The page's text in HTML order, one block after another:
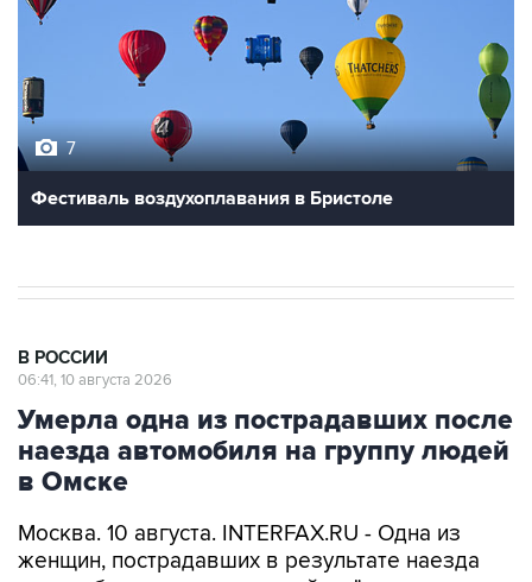
Фестиваль воздухоплавания в Бристоле
Умерла одна из пострадавших после
наезда автомобиля на группу людей
в Омске
Москва. 10 августа. INTERFAX.RU - Одна из
автомобиля на группу людей на "островке
безопасности" в центре Омска, скончалась в